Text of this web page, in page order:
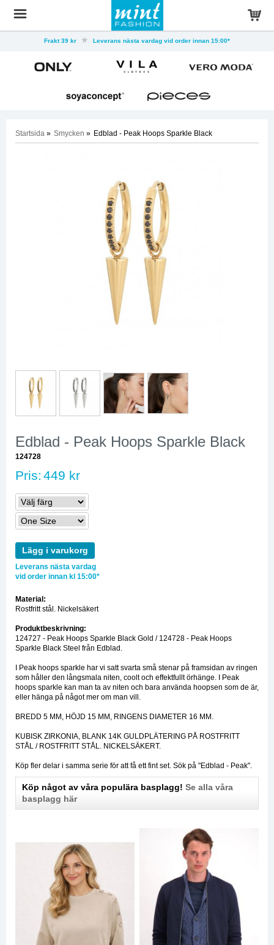
Frakt 39 kr Leverans nästa vardag vid order innan 15:00*
Startsida » Smycken » Edblad - Peak Hoops Sparkle Black
Edblad - Peak Hoops Sparkle Black
124728
Pris: 449 kr
Lägg i varukorg
Leverans nästa vardag
vid order innan kl 15:00*
Material:
Rostfritt stål. Nickelsäkert
Produktbeskrivning:
124727 - Peak Hoops Sparkle Black Gold / 124728 - Peak Hoops
Sparkle Black Steel från Edblad.
I Peak hoops sparkle har vi satt svarta små stenar på framsidan av ringen
som håller den långsmala niten, coolt och effektfullt örhänge. I Peak
hoops sparkle kan man ta av niten och bara använda hoopsen som de är,
eller hänga på något mer om man vill.
BREDD 5 MM, HÖJD 15 MM, RINGENS DIAMETER 16 MM.
KUBISK ZIRKONIA, BLANK 14K GULDPLÄTERING PÅ ROSTFRITT
STÅL / ROSTFRITT STÅL. NICKELSÄKERT.
Köp fler delar i samma serie för att få ett fint set. Sök på "Edblad - Peak".
Köp något av våra populära basplagg! Se alla våra
basplagg här